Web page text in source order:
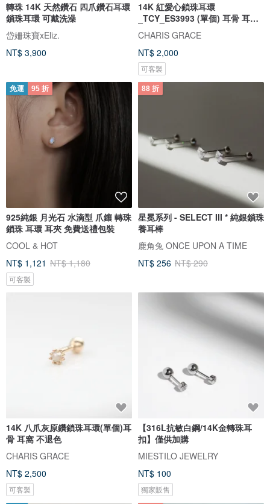
轉珠 14K 天然鑽石 四爪鑽石耳環
鎖珠耳環 可戴洗澡
岱姍珠寶xEliz.
NT$ 3,900
14K 紅愛心鎖珠耳環
_TCY_ES3993 (單個) 耳骨 耳窩
不退色
CHARIS GRACE
NT$ 2,000
可客製
免運 95 折
925純銀 月光石 水滴型 爪鑲 轉珠
鎖珠 耳環 耳夾 免費送禮包裝
COOL & HOT
NT$ 1,121 NT$ 1,180
可客製
88 折
星冕系列 - SELECT III * 純銀鎖珠
養耳棒
鹿角兔 ONCE UPON A TIME
NT$ 256 NT$ 290
14K 八爪灰原鑽鎖珠耳環(單個)耳
骨 耳窩 不退色
CHARIS GRACE
NT$ 2,500
可客製
【316L抗敏白鋼/14K金轉珠耳
扣】僅供加購
MIESTILO JEWELRY
NT$ 100
獨家販售